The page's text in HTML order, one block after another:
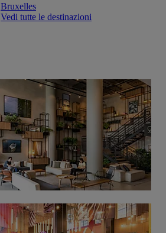
Bruxelles
Vedi tutte le destinazioni